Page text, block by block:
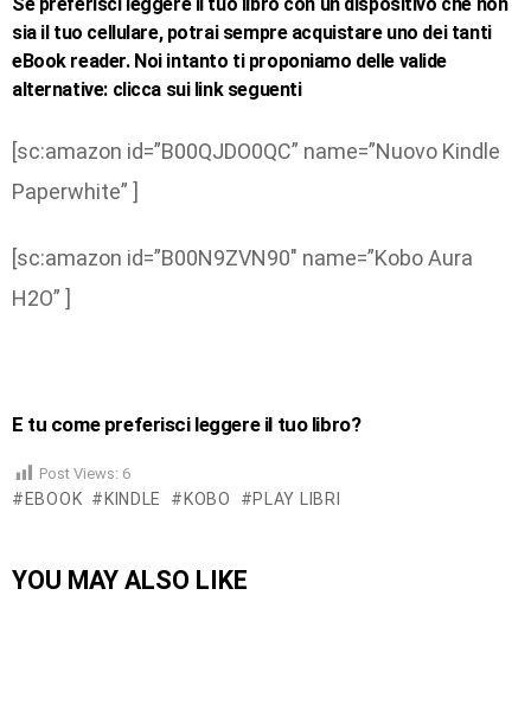
Se preferisci leggere il tuo libro con un dispositivo che non
sia il tuo cellulare, potrai sempre acquistare uno dei tanti
eBook reader. Noi intanto ti proponiamo delle valide
alternative: clicca sui link seguenti
[sc:amazon id=”B00QJDO0QC” name=”Nuovo Kindle
Paperwhite” ]
[sc:amazon id=”B00N9ZVN90″ name=”Kobo Aura
H2O” ]
E tu come preferisci leggere il tuo libro?
Post Views: 6
EBOOK KINDLE KOBO PLAY LIBRI
YOU MAY ALSO LIKE